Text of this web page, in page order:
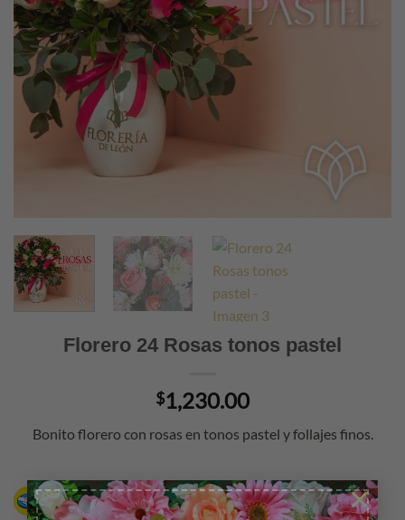
×
Florero 24 Rosas tonos pastel
$1,230.00
Bonito florero con rosas en tonos pastel y follajes finos.
Hasta 12 pagos sin tarjetacon Mercado Pago.
Saber más